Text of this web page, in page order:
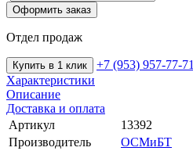
Оформить заказ
Отдел продаж
Купить в 1 клик +7 (953) 957-77-71
Характеристики
Описание
Доставка и оплата
Артикул
13392
Производитель
ОСМиБТ